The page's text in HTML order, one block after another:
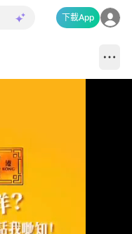
下載App